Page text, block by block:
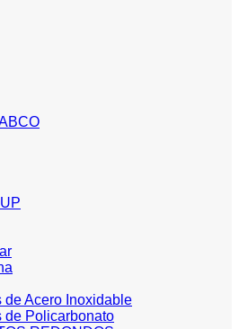
de Acero Inoxidable
de Policarbonato